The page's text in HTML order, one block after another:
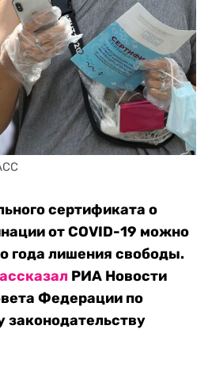
сертификата о
от COVID-19 можно
года лишения свободы.
РИА Новости
Федерации по
законодательству